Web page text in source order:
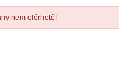
nem elérhető!